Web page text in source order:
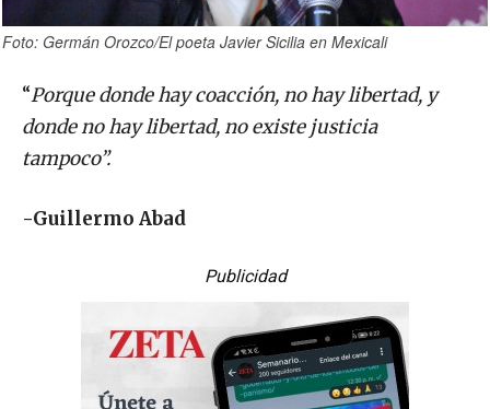
Foto: Germán Orozco/El poeta Javier Sicilia en Mexicali
“Porque donde hay coacción, no hay libertad, y
donde no hay libertad, no existe justicia
tampoco”.
-Guillermo Abad
Publicidad